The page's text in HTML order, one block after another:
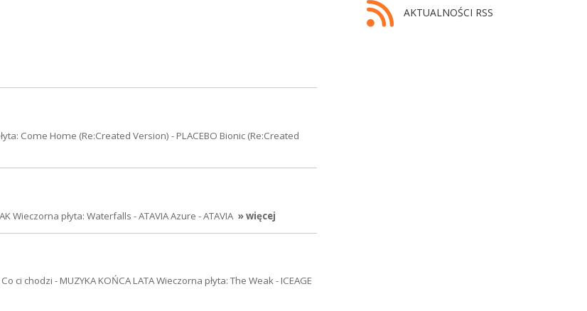
AKTUALNOŚCI RSS
Come Home (Re:Created Version) - PLACEBO Bionic (Re:Created
Wieczorna płyta: Waterfalls - ATAVIA Azure - ATAVIA » więcej
ci chodzi - MUZYKA KOŃCA LATA Wieczorna płyta: The Weak - ICEAGE